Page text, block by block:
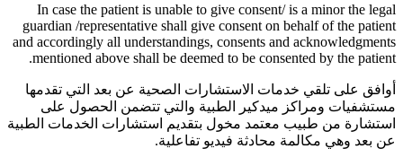
In case the patient is unable to give consent/ is a minor the legal
guardian /representative shall give consent on behalf of the patient
and accordingly all understandings, consents and acknowledgments
mentioned above shall be deemed to be consented by the patient.
أوافق على تلقي خدمات الاستشارات الصحية عن بعد التي تقدمها
مستشفيات ومراكز ميدكير الطبية والتي تتضمن الحصول على
استشارة من طبيب معتمد مخول بتقديم استشارات الخدمات الطبية
عن بعد وهي مكالمة محادثة فيديو تفاعلية.